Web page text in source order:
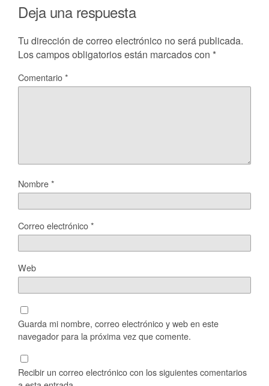
Deja una respuesta
Tu dirección de correo electrónico no será publicada.
Los campos obligatorios están marcados con *
Comentario*
Nombre*
Correo electrónico*
Web
Guarda mi nombre, correo electrónico y web en este
navegador para la próxima vez que comente.
Recibir un correo electrónico con los siguientes comentarios